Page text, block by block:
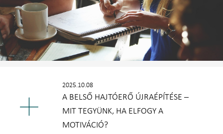
2025.10.08
A BELSŐ HAJTÓERŐ ÚJRAÉPÍTÉSE –
MIT TEGYÜNK, HA ELFOGY A
MOTIVÁCIÓ?